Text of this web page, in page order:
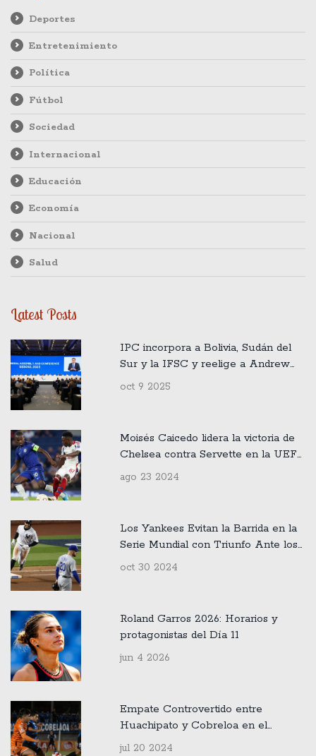
Deportes
Entretenimiento
Política
Fútbol
Sociedad
Internacional
Educación
Economía
Nacional
Salud
Latest Posts
IPC incorpora a Bolivia, Sudán del
Sur y la IFSC y reelige a Andrew
Parsons
oct 9 2025
Moisés Caicedo lidera la victoria de
Chelsea contra Servette en la UEFA
Conference League
ago 23 2024
Los Yankees Evitan la Barrida en la
Serie Mundial con Triunfo Ante los
Dodgers
oct 30 2024
Roland Garros 2026: Horarios y
protagonistas del Día 11
jun 4 2026
Empate Controvertido entre
Huachipato y Cobreloa en el
Campeonato Nacional
jul 20 2024